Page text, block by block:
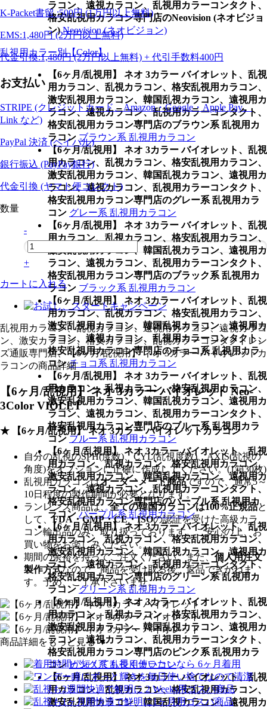
ラコン、遠視カラコン、乱視用カラーコンタクト、
格安乱視用カラコン専門店のNeovision (ネオビジョ
ン) Neovision (ネオビジョン)
乱視用カラー別【Color】
【6ヶ月/乱視用】 ネオ 3カラー バイオレット、乱視
用カラコン、乱視カラコン、格安乱視用カラコン、
激安乱視用カラコン、韓国乱視カラコン、遠視用カ
ラコン、遠視カラコン、乱視用カラーコンタクト、
格安乱視用カラコン専門店のブラウン系 乱視用カ
ラコン ブラウン系 乱視用カラコン
【6ヶ月/乱視用】 ネオ 3カラー バイオレット、乱視
用カラコン、乱視カラコン、格安乱視用カラコン、
激安乱視用カラコン、韓国乱視カラコン、遠視用カ
ラコン、遠視カラコン、乱視用カラーコンタクト、
格安乱視用カラコン専門店のグレー系 乱視用カラ
コン グレー系 乱視用カラコン
【6ヶ月/乱視用】 ネオ 3カラー バイオレット、乱視
用カラコン、乱視カラコン、格安乱視用カラコン、
激安乱視用カラコン、韓国乱視カラコン、遠視用カ
ラコン、遠視カラコン、乱視用カラーコンタクト、
格安乱視用カラコン専門店のブラック系 乱視用カ
ラコン ブラック系 乱視用カラコン
【6ヶ月/乱視用】 ネオ 3カラー バイオレット、乱視
用カラコン、乱視カラコン、格安乱視用カラコン、
激安乱視用カラコン、韓国乱視カラコン、遠視用カ
ラコン、遠視カラコン、乱視用カラーコンタクト、
格安乱視用カラコン専門店のチョコ系 乱視用カラ
コン チョコ系 乱視用カラコン
【6ヶ月/乱視用】 ネオ 3カラー バイオレット、乱視
用カラコン、乱視カラコン、格安乱視用カラコン、
激安乱視用カラコン、韓国乱視カラコン、遠視用カ
ラコン、遠視カラコン、乱視用カラーコンタクト、
格安乱視用カラコン専門店のブルー系 乱視用カラ
コン ブルー系 乱視用カラコン
【6ヶ月/乱視用】 ネオ 3カラー バイオレット、乱視
用カラコン、乱視カラコン、格安乱視用カラコン、
激安乱視用カラコン、韓国乱視カラコン、遠視用カ
ラコン、遠視カラコン、乱視用カラーコンタクト、
格安乱視用カラコン専門店のパープル系 乱視用カ
ラコン パープル系 乱視用カラコン
【6ヶ月/乱視用】 ネオ 3カラー バイオレット、乱視
用カラコン、乱視カラコン、格安乱視用カラコン、
激安乱視用カラコン、韓国乱視カラコン、遠視用カ
ラコン、遠視カラコン、乱視用カラーコンタクト、
格安乱視用カラコン専門店のグリーン系 乱視用カ
ラコン グリーン系 乱視用カラコン
【6ヶ月/乱視用】 ネオ 3カラー バイオレット、乱視
用カラコン、乱視カラコン、格安乱視用カラコン、
激安乱視用カラコン、韓国乱視カラコン、遠視用カ
ラコン、遠視カラコン、乱視用カラーコンタクト、
格安乱視用カラコン専門店のピンク系 乱視用カラ
コン ピンク系 乱視用カラコン
【6ヶ月/乱視用】 ネオ 3カラー バイオレット、乱視
用カラコン、乱視カラコン、格安乱視用カラコン、
激安乱視用カラコン、韓国乱視カラコン、遠視用カ
K-Packet書留 :500円 (1万円以上無料)
EMS:1,480円 (2万円以上無料)
代金引換:1,480円 (2万円以上無料) + 代引手数料400円
お支払い
STRIPE (クレジットカード、Amazon・Google・Apple Pay、
Link など)
PayPal 決済 (ペイパル)
銀行振込 (PayPay銀行)
代金引換 (ヤマト便コレクト)
数量
-
+
カートに入れる
乱視用カラコン、乱視カラコン、遠視用カラコン、遠視カラコ
ン、激安カラコン、格安カラコン、乱視カラーコンタクトレン
ズ通販専門店、【6ヶ月/乱視用】 ネオ 3カラー バイオレットカ
ラコンの商品詳細
【6ヶ月/乱視用】 ネオ 3カラー バイオレット Neo-
3Color VIOLET
★ 【6ヶ月/乱視用】 ネオ 3カラー バイオレットカラコン
自分の乱視のSPH(度数)、CYL(乱視度数)、AXIS(乱視の
角度)をオプションに正確に作成してください。(1箱30枚)
乱視用カラコンはオーダーメード商品ですので、通常5～
10日程度の製作期間が必要となります。
ランレンズ商品は、全ての韓国カラコンは100%正規品と
して、FDA・GMP・CE・ISOの認証を受けた高級カラ
コン輸出品のみ、取り扱っております。ご安心の上、お
買い物をお楽しみください。
期間の余裕を持ってご注文ください。また、個人用注文
製作方式なので、商品を受け取る後、返品できかねま
す。予め、ご了承下さいませ。
商品詳細をもっと見る ▼